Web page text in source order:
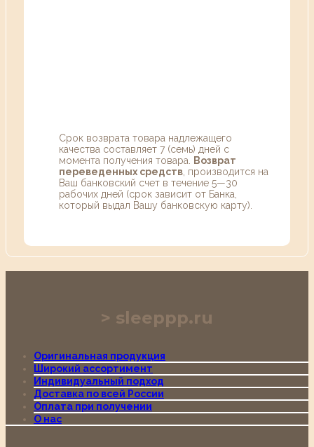
Срок возврата товара надлежащего
качества составляет 7 (семь) дней с
момента получения товара.
Возврат
переведенных средств , производится на
Ваш банковский счет в течение 5—30
рабочих дней (срок зависит от Банка,
который выдал Вашу банковскую карту).
sleeppp.ru
Оригинальная продукция
Широкий ассортимент
Индивидуальный подход
Доставка по всей России
Оплата при получении
О нас